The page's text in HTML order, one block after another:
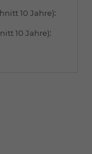
10 Jahre):
10 Jahre):